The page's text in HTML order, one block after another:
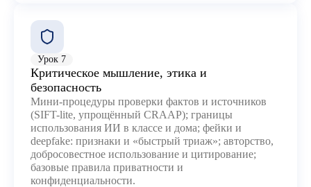
Урок 7
Критическое мышление, этика и
безопасность
Мини-процедуры проверки фактов и источников
(SIFT-lite, упрощённый CRAAP); границы
использования ИИ в классе и дома; фейки и
deepfake: признаки и «быстрый триаж»; авторство,
добросовестное использование и цитирование;
базовые правила приватности и
конфиденциальности.